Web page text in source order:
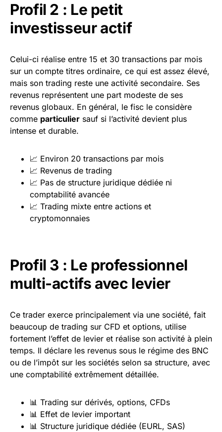
Profil 2 : Le petit
investisseur actif
Celui-ci réalise entre 15 et 30 transactions par mois
sur un compte titres ordinaire, ce qui est assez élevé,
mais son trading reste une activité secondaire. Ses
revenus représentent une part modeste de ses
revenus globaux. En général, le fisc le considère
comme particulier sauf si l’activité devient plus
intense et durable.
📈 Environ 20 transactions par mois
📈 Revenus de trading
📈 Pas de structure juridique dédiée ni
comptabilité avancée
📈 Trading mixte entre actions et
cryptomonnaies
Profil 3 : Le professionnel
multi-actifs avec levier
Ce trader exerce principalement via une société, fait
beaucoup de trading sur CFD et options, utilise
fortement l’effet de levier et réalise son activité à plein
temps. Il déclare les revenus sous le régime des BNC
ou de l’impôt sur les sociétés selon sa structure, avec
une comptabilité extrêmement détaillée.
📊 Trading sur dérivés, options, CFDs
📊 Effet de levier important
📊 Structure juridique dédiée (EURL, SAS)